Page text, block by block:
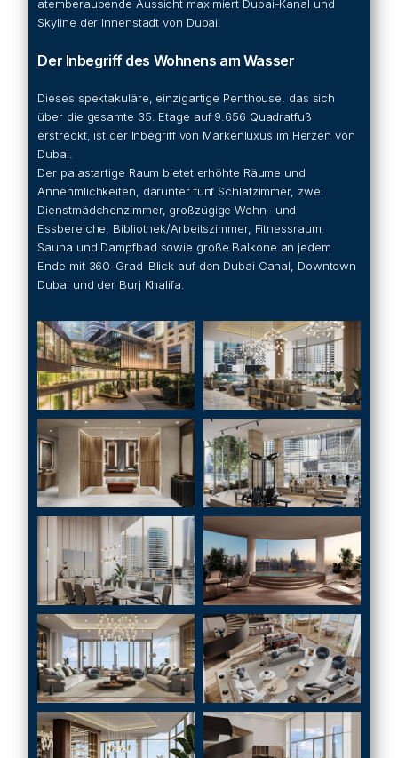
atemberaubende Aussicht maximiert Dubai-Kanal und
Skyline der Innenstadt von Dubai.
Der Inbegriff des Wohnens am Wasser
Dieses spektakuläre, einzigartige Penthouse, das sich
über die gesamte 35. Etage auf 9.656 Quadratfuß
erstreckt, ist der Inbegriff von Markenluxus im Herzen von
Dubai.
Der palastartige Raum bietet erhöhte Räume und
Annehmlichkeiten, darunter fünf Schlafzimmer, zwei
Dienstmädchenzimmer, großzügige Wohn- und
Essbereiche, Bibliothek/Arbeitszimmer, Fitnessraum,
Sauna und Dampfbad sowie große Balkone an jedem
Ende mit 360-Grad-Blick auf den Dubai Canal, Downtown
Dubai und der Burj Khalifa.